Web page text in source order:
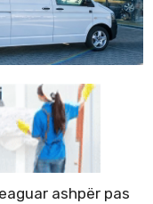
ashpër pas